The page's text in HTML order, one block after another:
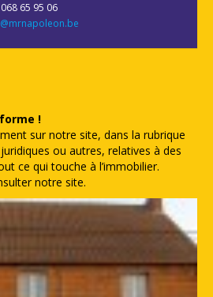
65 95 06
!
sur notre site, dans la rubrique
ou autres, relatives à des
ce qui touche à l’immobilier.
notre site.